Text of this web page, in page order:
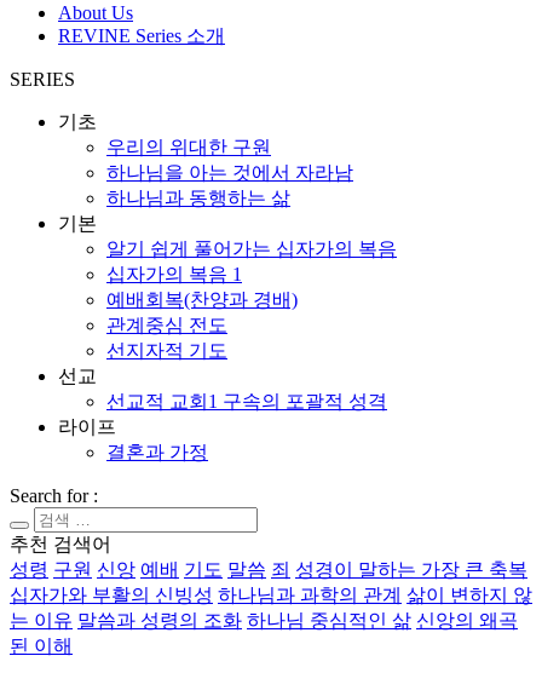
About Us
REVINE Series 소개
SERIES
기초
우리의 위대한 구원
하나님을 아는 것에서 자라남
하나님과 동행하는 삶
기본
알기 쉽게 풀어가는 십자가의 복음
십자가의 복음 1
예배회복(찬양과 경배)
관계중심 전도
선지자적 기도
선교
선교적 교회1 구속의 포괄적 성격
라이프
결혼과 가정
Search for :
추천 검색어
성령 구원 신앙 예배 기도 말씀 죄 성경이 말하는 가장 큰 축복
십자가와 부활의 신빙성 하나님과 과학의 관계 삶이 변하지 않
는 이유 말씀과 성령의 조화 하나님 중심적인 삶 신앙의 왜곡
된 이해